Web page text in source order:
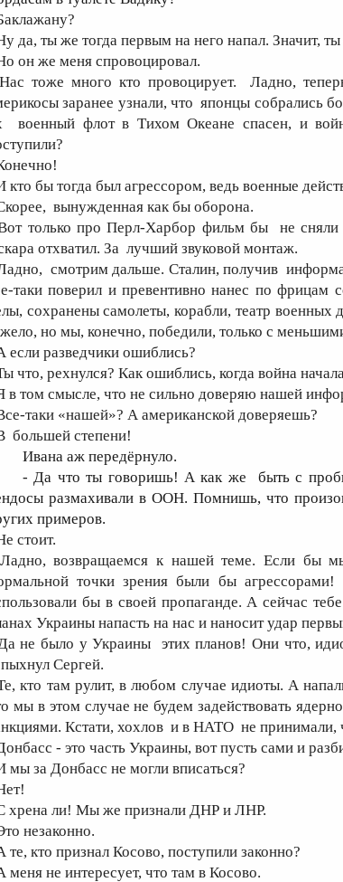
да, ты же тогда первым на него напал. Значит,
он же меня спровоцировал.
тоже много кто провоцирует. Ладно,
заранее узнали, что японцы собрались
военный флот в Тихом Океане спасен, и
кто бы тогда был агрессором, ведь военные
вынужденная как бы оборона.
только про Перл-Харбор фильм бы не
отхватил. За лучший звуковой монтаж.
смотрим дальше. Сталин, получив
таки поверил и превентивно нанес по
сохранены самолеты, корабли, театр
но мы, конечно, победили, только с
если разведчики ошиблись?
что, рехнулся? Как ошиблись, когда война
в том смысле, что не сильно доверяю нашей
таки «нашей»? А американской доверяешь?
большей степени!
Ивана аж передёрнуло.
- Да что ты говоришь! А как же быть с
размахивали в ООН. Помнишь, что
примеров.
стоит.
возвращаемся к нашей теме. Если бы
точки зрения были бы агрессорами!
бы в своей пропаганде. А сейчас
Украины напасть на нас и наносит удар
не было у Украины этих планов! Они что,
Сергей.
кто там рулит, в любом случае идиоты. А
мы в этом случае не будем задействовать
Кстати, хохлов и в НАТО не принимали,
- это часть Украины, вот пусть сами и
мы за Донбасс не могли вписаться?
хрена ли! Мы же признали ДНР и ЛНР.
незаконно.
те, кто признал Косово, поступили законно?
меня не интересует, что там в Косово.